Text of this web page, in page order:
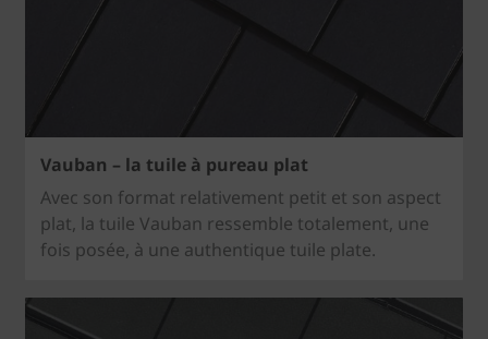
Vauban – la tuile à pureau plat
Avec son format relativement petit et son aspect
plat, la tuile Vauban ressemble totalement, une
fois posée, à une authentique tuile plate.